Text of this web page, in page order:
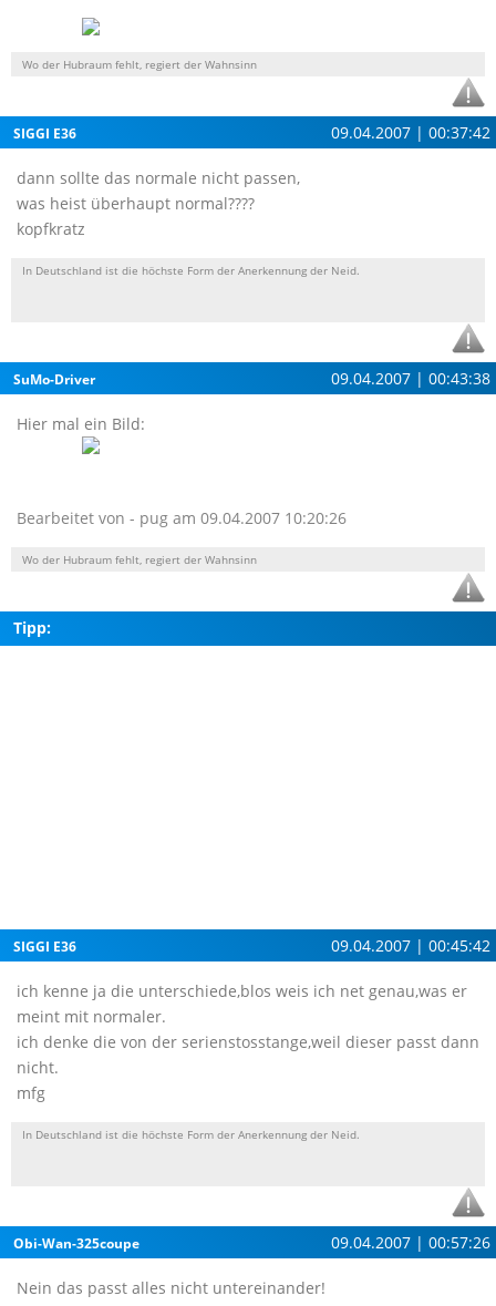
Wo der Hubraum fehlt, regiert der Wahnsinn
SIGGI E36 09.04.2007 | 00:37:42
dann sollte das normale nicht passen,
was heist überhaupt normal????
kopfkratz
In Deutschland ist die höchste Form der Anerkennung der Neid.
SuMo-Driver 09.04.2007 | 00:43:38
Hier mal ein Bild:
Bearbeitet von - pug am 09.04.2007 10:20:26
Wo der Hubraum fehlt, regiert der Wahnsinn
Tipp:
SIGGI E36 09.04.2007 | 00:45:42
ich kenne ja die unterschiede,blos weis ich net genau,was er
meint mit normaler.
ich denke die von der serienstosstange,weil dieser passt dann
nicht.
mfg
In Deutschland ist die höchste Form der Anerkennung der Neid.
Obi-Wan-325coupe 09.04.2007 | 00:57:26
Nein das passt alles nicht untereinander!